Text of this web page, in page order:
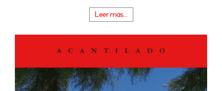
Leer más...